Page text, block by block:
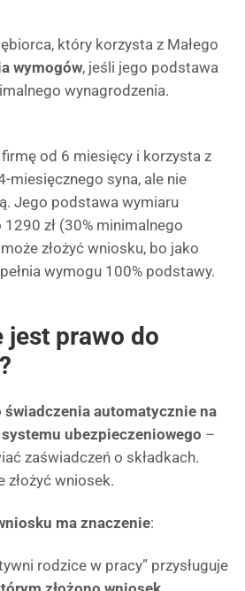
który korzysta z Małego
wymogów, jeśli jego podstawa
wynagrodzenia.
od 6 miesięcy i korzysta z
miesięcznego syna, ale nie
Jego podstawa wymiaru
zł (30% minimalnego
złożyć wniosku, bo jako
wymogu 100% podstawy.
jest prawo do
świadczenia automatycznie na
ubezpieczeniowego –
zaświadczeń o składkach.
złożyć wniosek.
ma znaczenie:
rodzice w pracy” przysługuje